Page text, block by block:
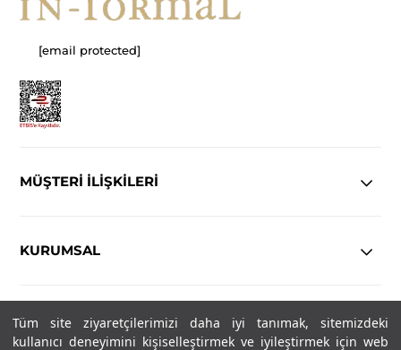
Tüm site ziyaretçilerimizi daha iyi tanımak, sitemizdeki
kullanıcı deneyimini kişiselleştirmek ve iyileştirmek için web
[email protected]
MÜŞTERİ İLİŞKİLERİ
KURUMSAL
YASAL